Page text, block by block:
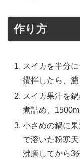
作り方
スイカを半分
攪拌したら、濾
スイカ果汁を
煮詰め、
小さめの鍋に
で溶いた粉寒
沸騰してから3